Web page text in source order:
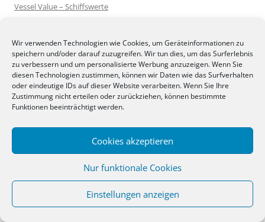
Wir verwenden Technologien wie Cookies, um Geräteinformationen zu
speichern und/oder darauf zuzugreifen. Wir tun dies, um das Surferlebnis
zu verbessern und um personalisierte Werbung anzuzeigen. Wenn Sie
diesen Technologien zustimmen, können wir Daten wie das Surfverhalten
oder eindeutige IDs auf dieser Website verarbeiten. Wenn Sie Ihre
Zustimmung nicht erteilen oder zurückziehen, können bestimmte
Funktionen beeinträchtigt werden.
Cookies akzeptieren
Nur funktionale Cookies
Einstellungen anzeigen
Vessel Value – Schiffswerte
US Geological Survey – Marktdaten zu Rohstoffen
Kopierer, Drucker, interaktive Displays, professionelles W-LAN
KALENDER
11 12 13
16
17 18 19 20 21
22